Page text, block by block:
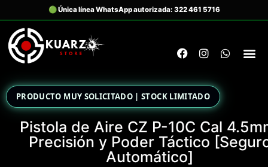
PRODUCTO MUY SOLICITADO | STOCK LIMITADO
Pistola de Aire CZ P-10C Cal
Precisión y Poder Táctico
Automático]